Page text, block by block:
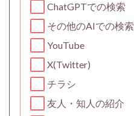
ChatGPTでの検索
その他のAIでの検索
YouTube
X(Twitter)
チラシ
友人・知人の紹介